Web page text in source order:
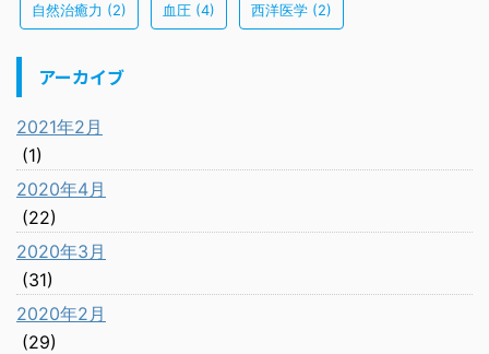
自然治癒力 (2) 血圧 (4) 西洋医学 (2)
アーカイブ
2021年2月
(1)
2020年4月
(22)
2020年3月
(31)
2020年2月
(29)